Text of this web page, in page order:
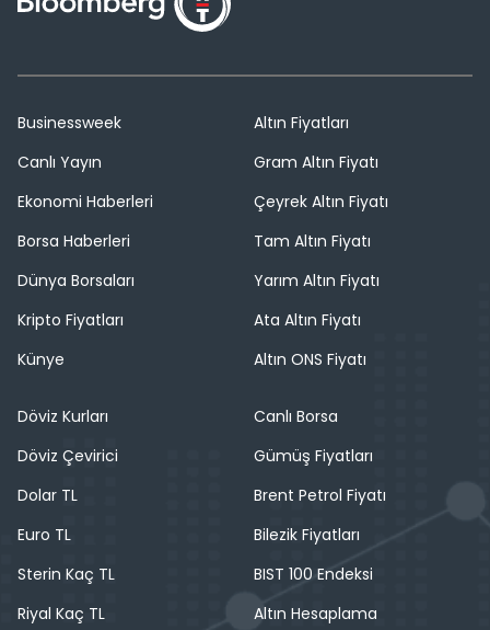
Businessweek
Canlı Yayın
Ekonomi Haberleri
Borsa Haberleri
Dünya Borsaları
Kripto Fiyatları
Künye
Altın Fiyatları
Gram Altın Fiyatı
Çeyrek Altın Fiyatı
Tam Altın Fiyatı
Yarım Altın Fiyatı
Ata Altın Fiyatı
Altın ONS Fiyatı
Döviz Kurları
Döviz Çevirici
Dolar TL
Euro TL
Sterin Kaç TL
Riyal Kaç TL
Canlı Borsa
Gümüş Fiyatları
Brent Petrol Fiyatı
Bilezik Fiyatları
BIST 100 Endeksi
Altın Hesaplama